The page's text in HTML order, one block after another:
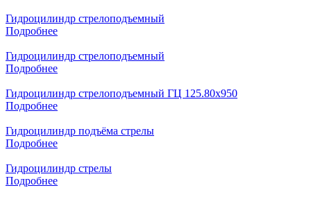
Гидроцилиндр стрелоподъемный
Подробнее
Гидроцилиндр стрелоподъемный
Подробнее
Гидроцилиндр стрелоподъемный ГЦ 125.80х950
Подробнее
Гидроцилиндр подъёма стрелы
Подробнее
Гидроцилиндр стрелы
Подробнее